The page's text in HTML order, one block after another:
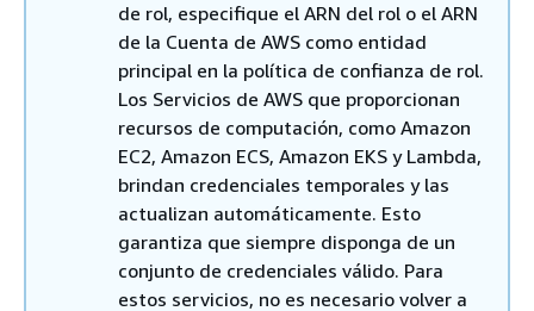
de rol, especifique el ARN del rol o el ARN
de la Cuenta de AWS como entidad
principal en la política de confianza de rol.
Los Servicios de AWS que proporcionan
recursos de computación, como Amazon
EC2, Amazon ECS, Amazon EKS y Lambda,
brindan credenciales temporales y las
actualizan automáticamente. Esto
garantiza que siempre disponga de un
conjunto de credenciales válido. Para
estos servicios, no es necesario volver a